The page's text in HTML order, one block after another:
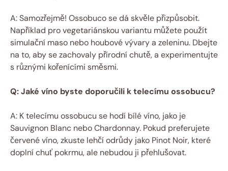
A: Samozřejmě! Ossobuco se dá skvěle přizpůsobit.
Například pro vegetariánskou variantu můžete použít
simulační maso nebo houbové vývary a zeleninu. Dbejte
na to, aby se zachovaly přírodní chutě, a experimentujte
s různými kořenícími směsmi.
Q: Jaké víno byste doporučili k telecímu ossobucu?
A: K telecímu ossobucu se hodí bílé víno, jako je
Sauvignon Blanc nebo Chardonnay. Pokud preferujete
červené víno, zkuste lehčí odrůdy jako Pinot Noir, které
doplní chuť pokrmu, ale nebudou ji přehlušovat.